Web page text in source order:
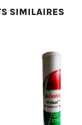
SIMILAIRES